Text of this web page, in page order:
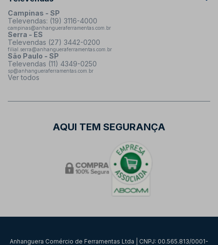
Campinas - SP
Televendas: (19) 3116-4000
campinas@anhangueraferramentas.com.br
Serra - ES
Televendas (27) 3442-0200
filial.serra@anhangueraferramentas.com.br
São Paulo - SP
Televendas (11) 4349-0250
sp@anhangueraferramentas.com.br
Ver todos
AQUI TEM SEGURANÇA
Anhanguera Comércio de Ferramentas Ltda | CNPJ: 00.565.813/0001-